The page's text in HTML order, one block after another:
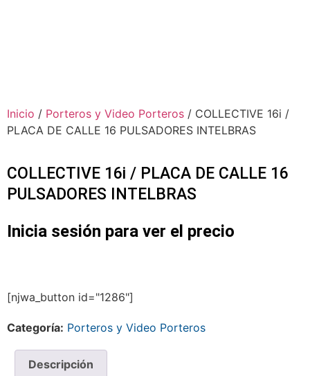
Inicio / Porteros y Video Porteros / COLLECTIVE 16i /
PLACA DE CALLE 16 PULSADORES INTELBRAS
COLLECTIVE 16i / PLACA DE CALLE 16
PULSADORES INTELBRAS
Inicia sesión para ver el precio
[njwa_button id="1286"]
Categoría: Porteros y Video Porteros
Descripción